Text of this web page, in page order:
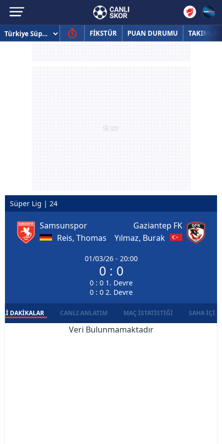
FİKSTÜR PUAN DURUMU TAKIMLAR
Süper Lig | 24
Samsunspor
Reis, Thomas
01/03/26 - 20:00
0 : 0
0 : 0 1. Devre
0 : 0 2. Devre
Gaziantep FK
Yılmaz, Burak
DAKIKALAR CANLI ANLATIM MAÇ İSTATISTIĞI SAHA İÇI
Veri Bulunmamaktadır